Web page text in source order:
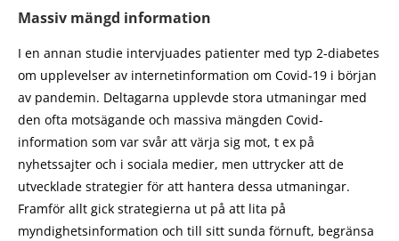
Massiv mängd information
I en annan studie intervjuades patienter med typ 2-diabetes
om upplevelser av internetinformation om Covid-19 i början
av pandemin. Deltagarna upplevde stora utmaningar med
den ofta motsägande och massiva mängden Covid-
information som var svår att värja sig mot, t ex på
nyhetssajter och i sociala medier, men uttrycker att de
utvecklade strategier för att hantera dessa utmaningar.
Framför allt gick strategierna ut på att lita på
myndighetsinformation och till sitt sunda förnuft, begränsa